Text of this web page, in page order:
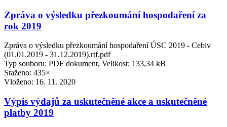
Zpráva o výsledku přezkoumání hospodaření za
rok 2019
Zpráva o výsledku přezkoumání hospodaření ÚSC 2019 - Cebiv
(01.01.2019 - 31.12.2019).rtf.pdf
Typ souboru: PDF dokument, Velikost: 133,34 kB
Staženo: 435×
Vloženo: 16. 11. 2020
Výpis výdajů za uskutečněné akce a uskutečněné
platby 2019